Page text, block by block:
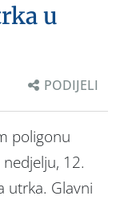
u
PODIJELI
poligonu
12.
utrka. Glavni